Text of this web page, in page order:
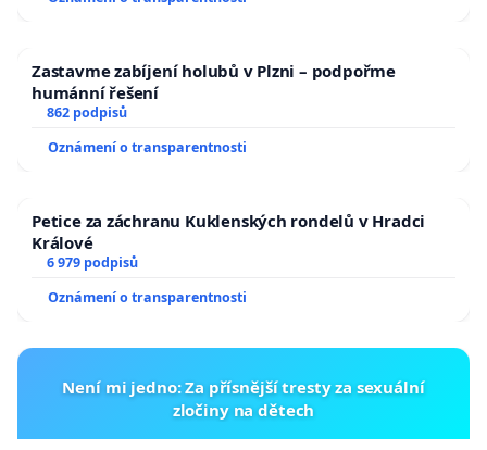
Zastavme zabíjení holubů v Plzni – podpořme
humánní řešení
862 podpisů
Oznámení o transparentnosti
Petice za záchranu Kuklenských rondelů v Hradci
Králové
6 979 podpisů
Oznámení o transparentnosti
Není mi jedno: Za přísnější tresty za sexuální
zločiny na dětech